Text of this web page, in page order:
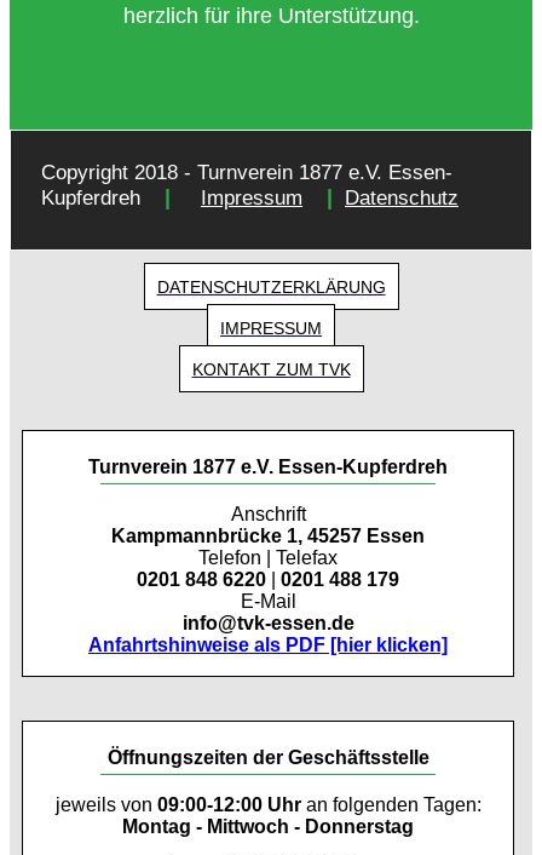
herzlich für ihre Unterstützung.
Copyright 2018 - Turnverein 1877 e.V. Essen-
Kupferdreh
| Impressum | Datenschutz
DATENSCHUTZERKLÄRUNG
IMPRESSUM
KONTAKT ZUM TVK
Turnverein 1877 e.V. Essen-Kupferdreh
Anschrift
Kampmannbrücke 1, 45257 Essen
Telefon | Telefax
0201 848 6220
0201 488 179
E-Mail
info@tvk-essen.de
Anfahrtshinweise als PDF [hier klicken]
Öffnungszeiten der Geschäftsstelle
jeweils von 09:00-12:00 Uhran folgenden Tagen:
Montag - Mittwoch - Donnerstag